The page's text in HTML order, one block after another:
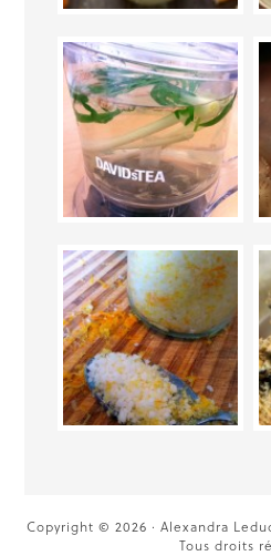
Copyright © 2026 · Alexandra
Tous droits